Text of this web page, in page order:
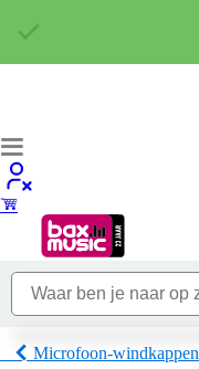
Microfoon-windkappen